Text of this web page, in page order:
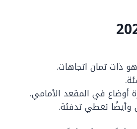
ذات ثمان اتجاهات.
أوضاع في المقعد الأمامي.
وأيضًا تعطي تدفئة.